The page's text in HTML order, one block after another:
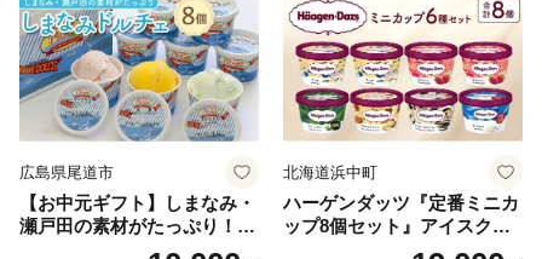
広島県尾道市
【お中元ギフト】しまなみ・
瀬戸田の素材がたっぷり！ジ
北海道浜中町
ハーゲンダッツ『定番ミニカ
ップ8個セット』アイスクリ
ーム アイス スイーツ デザー